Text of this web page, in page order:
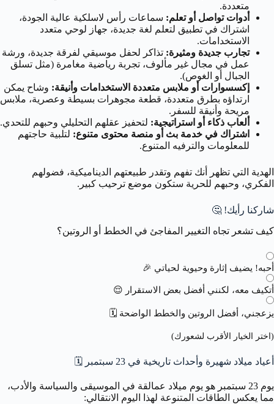
متعددة.
أدوات تواصل أو تعلم: سماعات رأس لاسلكية عالية الجودة،
اشتراك في تطبيق لتعلم لغة جديدة، جهاز لوحي متعدد
الاستخدامات.
تجارب جديدة ومثيرة: تذاكر لحفل موسيقي لفرقة جديدة، ورشة
عمل في مجال غير مألوف، تجربة رياضية مغامرة (مثل تسلق
الجبال أو الغوص).
إكسسوارات أو ملابس متعددة الاستخدامات وأنيقة: وشاح يمكن
ارتداؤه بطرق متعددة، قطعة مجوهرات بسيطة وعصرية، ملابس
مريحة وأنيقة للسفر.
ألعاب ذكاء أو استراتيجية: لتحفيز عقلهم التحليلي وحبهم للتحدي.
اشتراك في خدمة بث أو منصة محتوى متنوع: لتلبية حاجتهم
للمعلومات والترفيه المتنوع.
الهدية التي تظهر أنك تفهم وتقدر طبيعتهم الديناميكية، فضولهم
الفكري، وحبهم للحرية ستكون موضع ترحيب كبير.
شاركنا رأيك! 🤔
كيف تشعر تجاه التغيير المفاجئ في الخطط أو الروتين؟
أحبه! يضيف إثارة وحيوية لحياتي 🎉
أتكيف معه، لكنني أفضل بعض الاستقرار 😌
يزعجني، أفضل الروتين والخطط الواضحة 🗓️
(اختر الخيار الأقرب لشعورك)
أعياد ميلاد شهيرة وأحداث تاريخية في 23 سبتمبر 🗓️
يوم 23 سبتمبر هو يوم ميلاد عمالقة في الموسيقى والسياسة والأدب،
مما يعكس الطاقات المتنوعة لهذا اليوم الانتقالي: